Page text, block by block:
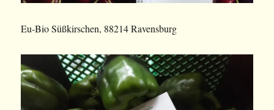
Eu-Bio Süßkirschen, 88214 Ravensburg